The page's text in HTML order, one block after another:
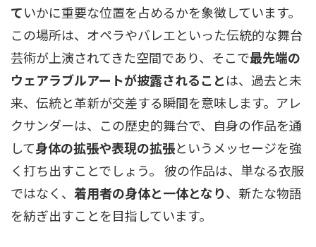
ていかに重要な位置を占めるかを象徴しています。
この場所は、オペラやバレエといった伝統的な舞台
芸術が上演されてきた空間であり、そこで最先端の
ウェアラブルアートが披露されることは、過去と未
来、伝統と革新が交差する瞬間を意味します。アレ
クサンダーは、この歴史的舞台で、自身の作品を通
して身体の拡張や表現の拡張というメッセージを強
く打ち出すことでしょう。 彼の作品は、単なる衣服
ではなく、 着用者の身体と一体となり、新たな物語
を紡ぎ出すことを目指しています。